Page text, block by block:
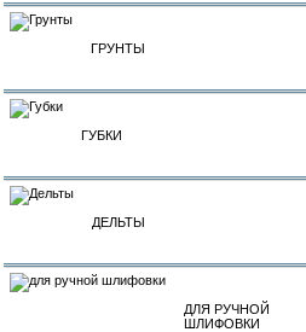
ГРУНТЫ
ГУБКИ
ДЕЛЬТЫ
ДЛЯ РУЧНОЙ
ШЛИФОВКИ